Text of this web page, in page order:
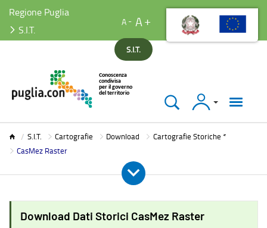
Regione Puglia
S.I.T.
A A
S.I.T.
Accedi
S.I.T. Cartografie Download
Cartografie Storiche *
CasMez Raster
Download Dati Storici CasMez Raster